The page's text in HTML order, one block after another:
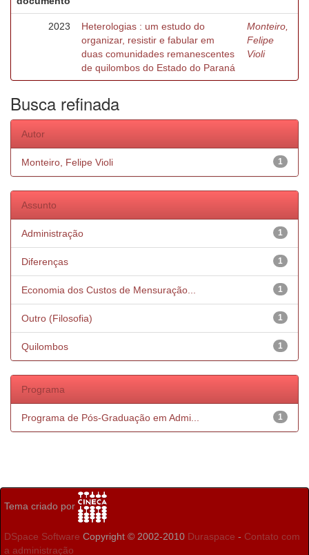
2023
Heterologias : um estudo do
organizar, resistir e fabular em
duas comunidades remanescentes
de quilombos do Estado do Paraná
Monteiro,
Felipe
Violi
Busca refinada
Autor
1
Monteiro, Felipe Violi
Assunto
1
Administração
1
Diferenças
1
Economia dos Custos de Mensuração...
1
Outro (Filosofia)
1
Quilombos
Programa
1
Programa de Pós-Graduação em Admi...
Tema criado por
DSpace Software Copyright © 2002-2010 Duraspace - Contato com
a administração